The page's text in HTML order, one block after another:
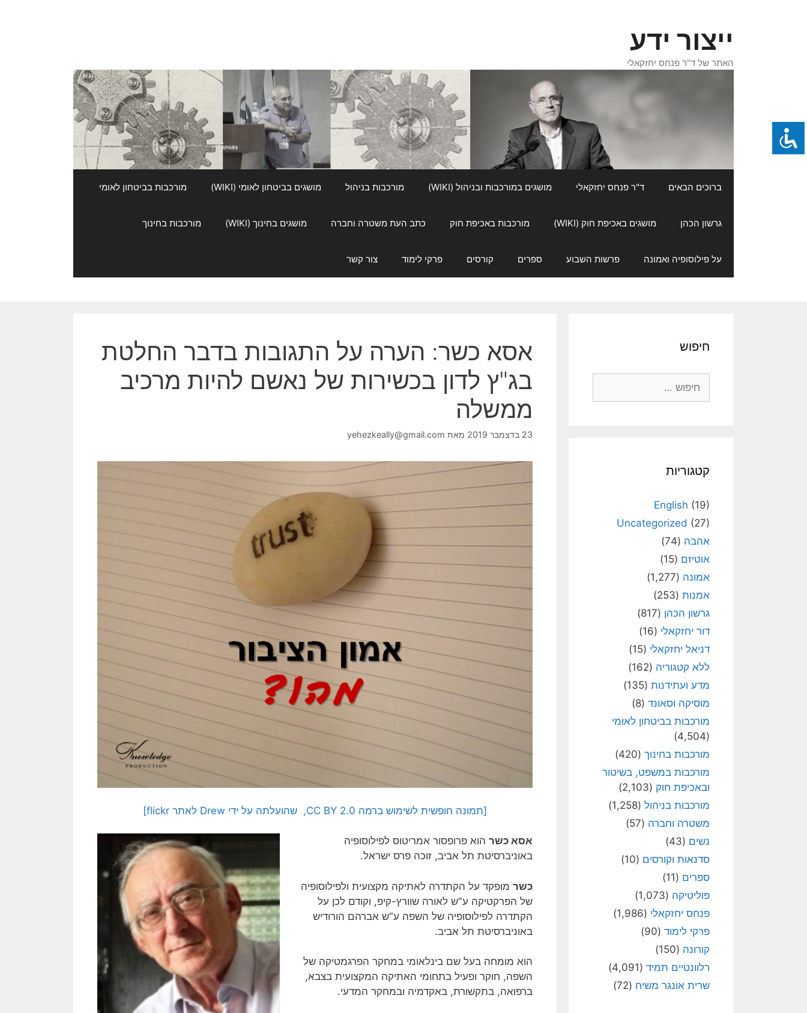
ייצור ידע
האתר של ד"ר פנחס יחזקאלי
ברוכים הבאים ד"ר פנחס יחזקאלי מושגים במורכבות ובניהול (WIKI) מורכבות בניהול מושגים בביטחון לאומי (WIKI) מורכבות בביטחון לאומי
גרשון הכהן מושגים באכיפת חוק (WIKI) מורכבות באכיפת חוק כתב העת משטרה וחברה מושגים בחינוך (WIKI) מורכבות בחינוך
על פילוסופיה ואמונה פרשות השבוע ספרים קורסים פרקי לימוד צור קשר
אסא כשר: הערה על התגובות בדבר החלטת
בג"ץ לדון בכשירות של נאשם להיות מרכיב
ממשלה
23 בדצמבר 2019 מאת yehezkeally@gmail.com
[תמונה חופשית לשימוש ברמה CC BY 2.0, שהועלתה על ידי Drew לאתר flickr]
אסא כשר הוא פרופסור אמריטוס לפילוסופיה
באוניברסיטת תל אביב, זוכה פרס ישראל.
כשר מופקד על הקתדרה לאתיקה מקצועית ולפילוסופיה
של הפרקטיקה ע"ש לאורה שוורץ-קיפ, וקודם לכן על
הקתדרה לפילוסופיה של השפה ע"ש אברהם הורודיש
באוניברסיטת תל אביב.
הוא מומחה בעל שם בינלאומי במחקר הפרגמטיקה של
השפה, חוקר ופעיל בתחומי האתיקה המקצועית בצבא,
ברפואה, בתקשורת, באקדמיה ובמחקר המדעי.
חיפוש
קטגוריות
English (19)
Uncategorized (27)
אהבה (74)
אוטיזם (15)
אמונה (1,277)
אמנות (253)
גרשון הכהן (817)
דור יחזקאלי (16)
דניאל יחזקאלי (15)
ללא קטגוריה (162)
מדע ועתידנות (135)
מוסיקה וסאונד (8)
מורכבות בביטחון לאומי
(4,504)
מורכבות בחינוך (420)
מורכבות במשפט, בשיטור
ובאכיפת חוק (2,103)
מורכבות בניהול (1,258)
משטרה וחברה (57)
נשים (43)
סדנאות וקורסים (10)
ספרים (11)
פוליטיקה (1,073)
פנחס יחזקאלי (1,986)
פרקי לימוד (90)
קורונה (150)
רלוונטיים תמיד (4,091)
שרית אונגר משיח (72)